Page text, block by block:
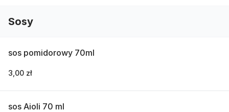
Sosy
sos pomidorowy 70ml
3,00 zł
sos Aioli 70 ml